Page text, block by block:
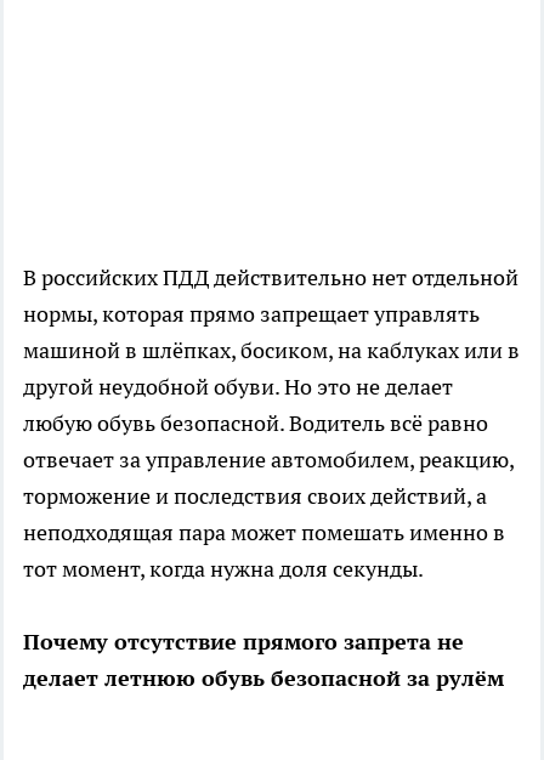
В российских ПДД действительно нет отдельной
нормы, которая прямо запрещает управлять
машиной в шлёпках, босиком, на каблуках или в
другой неудобной обуви. Но это не делает
любую обувь безопасной. Водитель всё равно
отвечает за управление автомобилем, реакцию,
торможение и последствия своих действий, а
неподходящая пара может помешать именно в
тот момент, когда нужна доля секунды.
Почему отсутствие прямого запрета не
делает летнюю обувь безопасной за рулём